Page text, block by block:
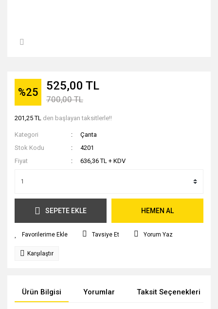
%25 525,00 TL
700,00 TL
201,25 TL den başlayan taksitlerle!!
Kategori
Çanta
Stok Kodu
4201
Fiyat
636,36 TL + KDV
SEPETE EKLE HEMEN AL
Tavsiye Et Yorum Yaz
Karşılaştır
Ürün Bilgisi Yorumlar Taksit Seçenekleri